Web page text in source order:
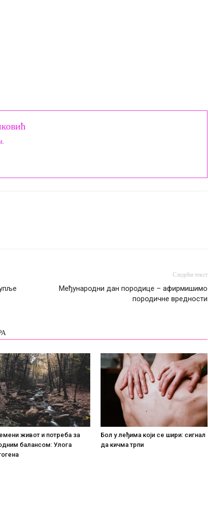
Следећи текст
Међународни дан породице – афирмишимо
породичне вредности
живот и потреба за
балансом: Улога
Бол у леђима који се шири: сигнал
да кичма трпи